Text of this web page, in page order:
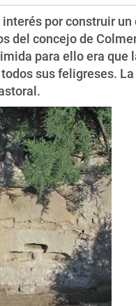
por construir
del concejo de
para ello era que
sus feligreses.